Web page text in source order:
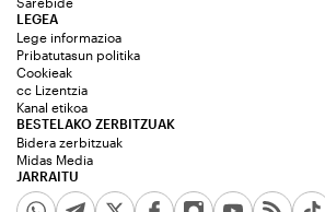
JARRAITU
LEGEA
Lege informazioa
Pribatutasun politika
Cookieak
cc Lizentzia
Kanal etikoa
BESTELAKO ZERBITZUAK
Bidera zerbitzuak
Midas Media